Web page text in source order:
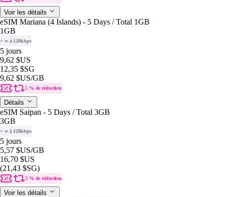
Voir les détails
eSIM Mariana (4 Islands) - 5 Days / Total 1GB
1GB
+ ∞ à 128kbps
5 jours
9,62 $US
12,35 $SG
9,62 $US/GB
5 % de réduction
Détails
eSIM Saipan - 5 Days / Total 3GB
3GB
+ ∞ à 128kbps
5 jours
5,57 $US/GB
16,70 $US
(21,43 $SG)
5 % de réduction
Voir les détails